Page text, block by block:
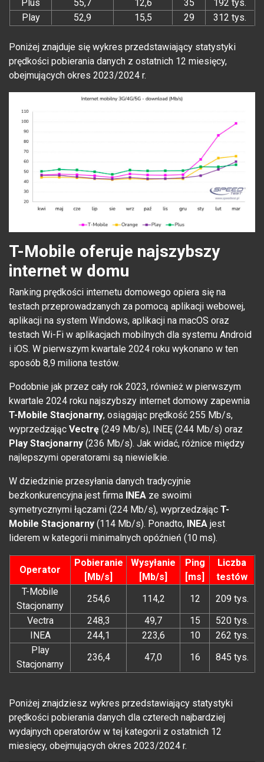
Plus 55,7 12,6 35
192 tys.
Play
52,9 15,5 29 312 tys.
Poniżej znajduje się wykres przedstawiający statystyki
prędkości pobierania danych z ostatnich 12 miesięcy,
obejmujących okres 2023/2024 r.
T-Mobile oferuje najszybszy
internet w domu
Ranking prędkości internetu domowego opiera się na
testach przeprowadzanych za pomocą aplikacji webowej,
aplikacji na system Windows, aplikacji na macOS oraz
testach Wi-Fi w aplikacjach mobilnych dla systemu Android
i iOS. W pierwszym kwartale 2024 roku wykonano w ten
sposób 8,9 miliona testów.
Podobnie jak przez cały rok 2023, również w pierwszym
kwartale 2024 roku najszybszy internet domowy zapewnia
T-Mobile Stacjonarny, osiągając prędkość 255 Mb/s,
wyprzedzając Vectrę (249 Mb/s), INEĘ (244 Mb/s) oraz
Play Stacjonarny (236 Mb/s). Jak widać, różnice między
najlepszymi operatorami są niewielkie.
W dziedzinie przesyłania danych tradycyjnie
bezkonkurencyjna jest firma INEA ze swoimi
symetrycznymi łączami (224 Mb/s), wyprzedzając T-
Mobile Stacjonarny (114 Mb/s). Ponadto, INEA jest
liderem w kategorii minimalnych opóźnień (10 ms).
Operator
Pobieranie
[Mb/s]
Wysyłanie
[Mb/s]
Ping
[ms]
Liczba
testów
T-Mobile
Stacjonarny
254,6 114,2 12
209 tys.
Vectra
248,3 49,7 15
520 tys.
INEA
244,1 223,6 10
262 tys.
Play
Stacjonarny
236,4 47,0 16 845 tys.
Poniżej znajdziesz wykres przedstawiający statystyki
prędkości pobierania danych dla czterech najbardziej
wydajnych operatorów w tej kategorii z ostatnich 12
miesięcy, obejmujących okres 2023/2024 r.